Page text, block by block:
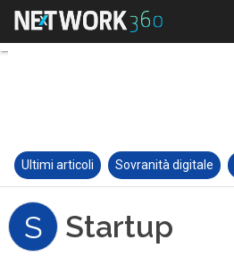
Ultimi articoli Sovranità digitale
S Startup